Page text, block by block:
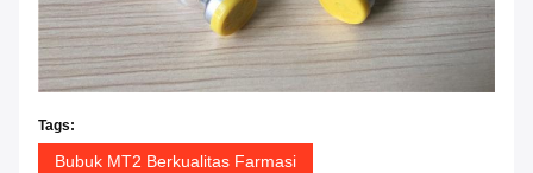
Tags:
Bubuk MT2 Berkualitas Farmasi